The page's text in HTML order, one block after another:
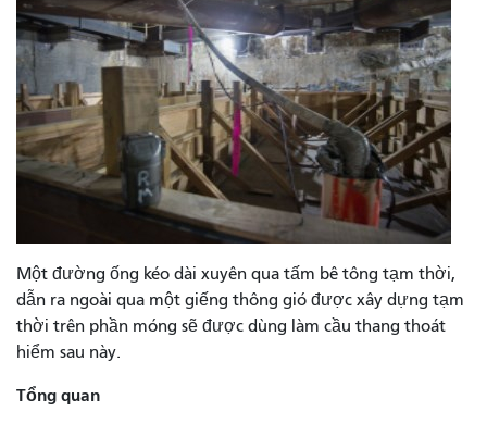
Một đường ống kéo dài xuyên qua tấm bê tông tạm thời,
dẫn ra ngoài qua một giếng thông gió được xây dựng tạm
thời trên phần móng sẽ được dùng làm cầu thang thoát
hiểm sau này.
Tổng quan